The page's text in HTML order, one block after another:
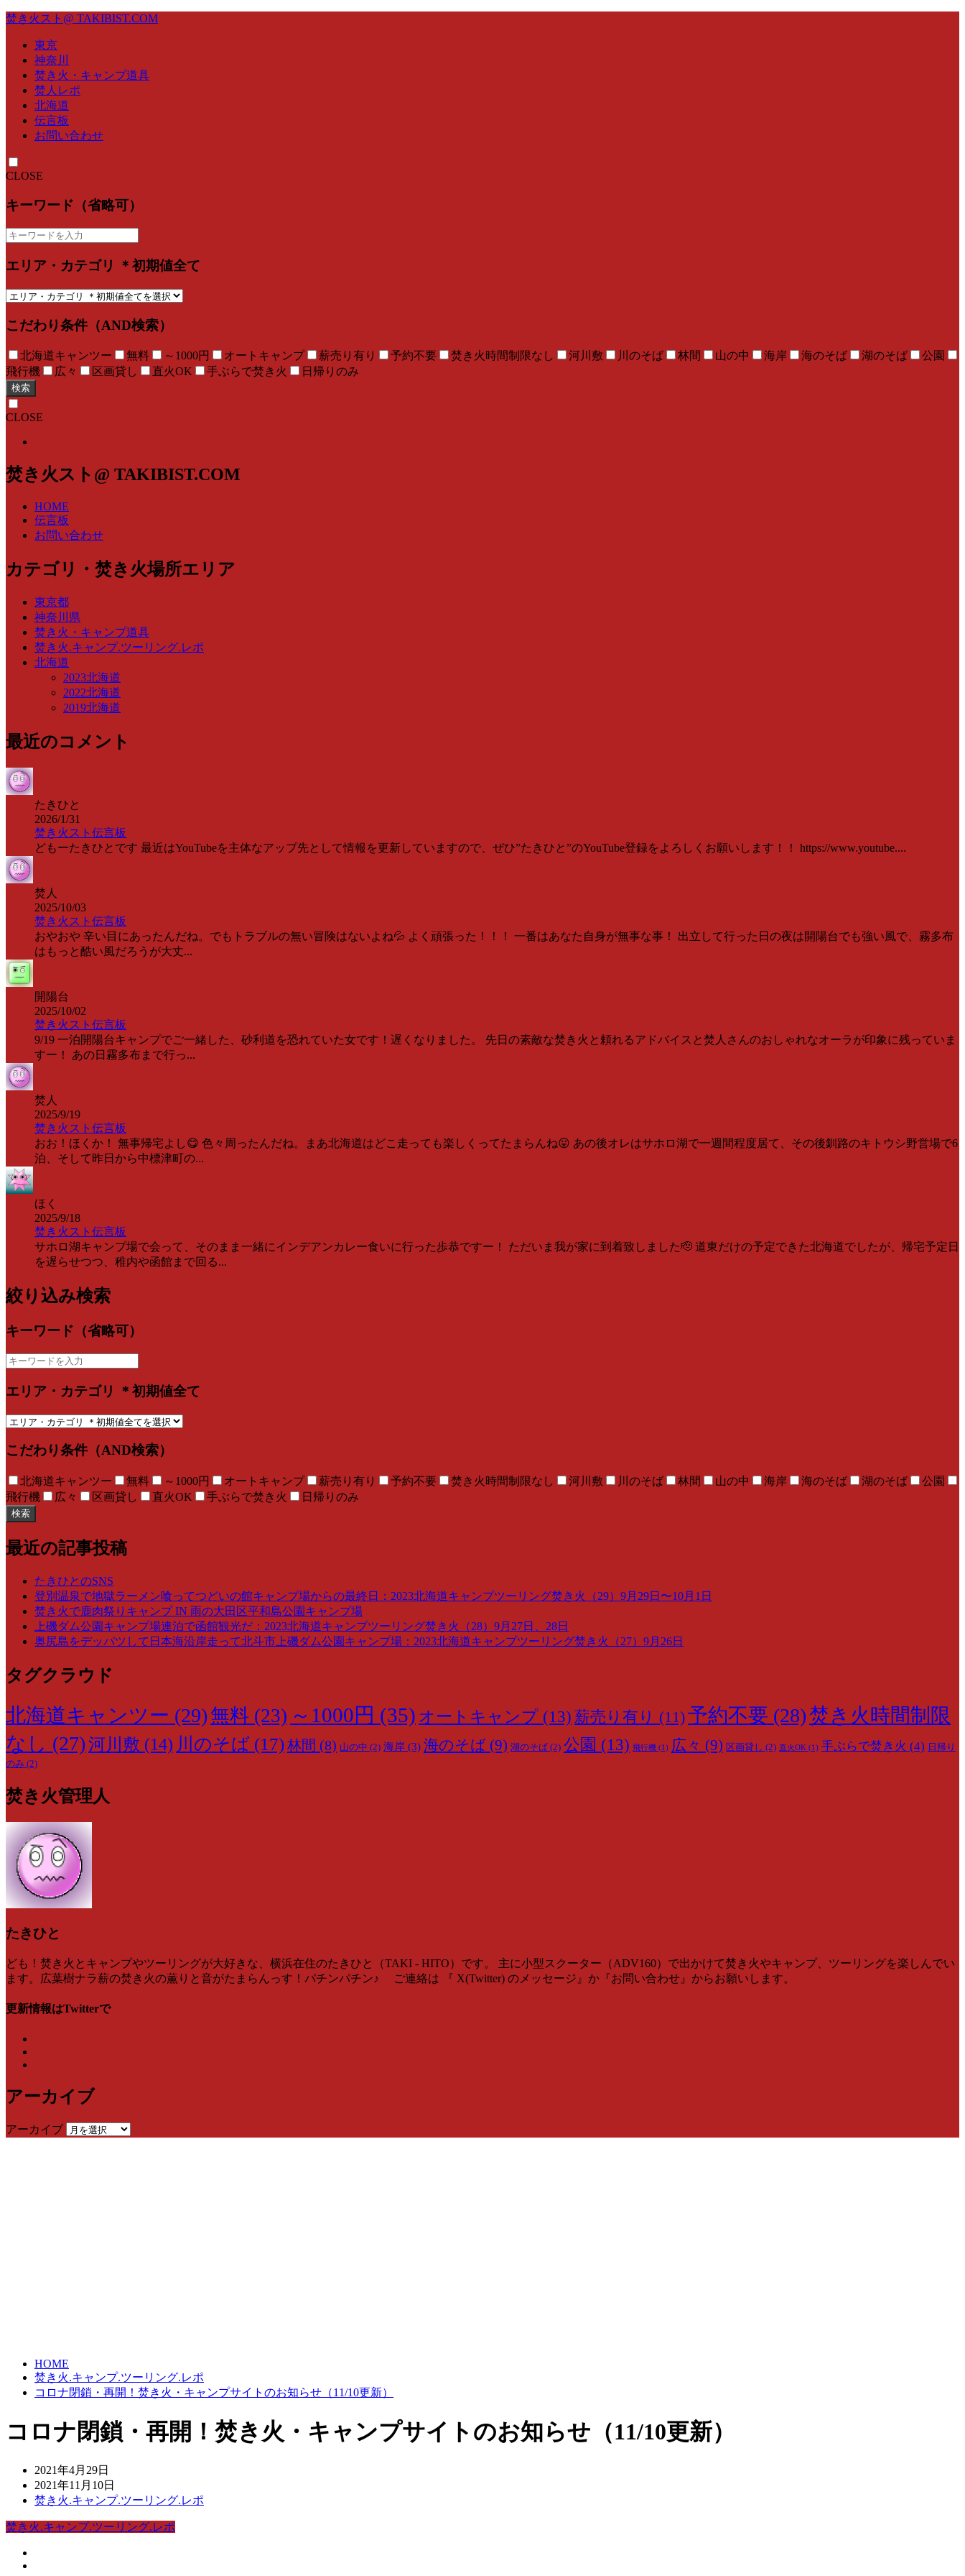
焚き火スト@ TAKIBIST.COM
東京
神奈川
焚き火・キャンプ道具
焚人レポ
北海道
伝言板
お問い合わせ
CLOSE
キーワード（省略可）
エリア・カテゴリ ＊初期値全て
こだわり条件（AND検索）
北海道キャンツー 無料 ～1000円 オートキャンプ 薪売り有り 予約不要 焚き火時間制限なし 河川敷 川のそば 林間 山の中 海岸 海のそば 湖のそば
公園
飛行機
広々 区画貸し 直火OK 手ぶらで焚き火 日帰りのみ
検索
CLOSE
焚き火スト@ TAKIBIST.COM
HOME
伝言板
お問い合わせ
カテゴリ・焚き火場所エリア
東京都
神奈川県
焚き火・キャンプ道具
焚き火.キャンプ.ツーリング.レポ
北海道
2023北海道
2022北海道
2019北海道
最近のコメント
たきひと
2026/1/31
焚き火スト伝言板
どもーたきひとです 最近はYouTubeを主体なアップ先として情報を更新していますので、ぜひ”たきひと”のYouTube登録をよろしくお願いします！！ https://www.youtube....
焚人
2025/10/03
焚き火スト伝言板
おやおや 辛い目にあったんだね。でもトラブルの無い冒険はないよね💦 よく頑張った！！！ 一番はあなた自身が無事な事！ 出立して行った日の夜は開陽台でも強い風で、霧多布
はもっと酷い風だろうが大丈...
開陽台
2025/10/02
焚き火スト伝言板
9/19 一泊開陽台キャンプでご一緒した、砂利道を恐れていた女です！遅くなりました。 先日の素敵な焚き火と頼れるアドバイスと焚人さんのおしゃれなオーラが印象に残っていま
すー！ あの日霧多布まで行っ...
焚人
2025/9/19
焚き火スト伝言板
おお！ほくか！ 無事帰宅よし😋 色々周ったんだね。まあ北海道はどこ走っても楽しくってたまらんね😛 あの後オレはサホロ湖で一週間程度居て、その後釧路のキトウシ野営場で6
泊、そして昨日から中標津町の...
ほく
2025/9/18
焚き火スト伝言板
サホロ湖キャンプ場で会って、そのまま一緒にインデアンカレー食いに行った歩恭ですー！ ただいま我が家に到着致しました🫡 道東だけの予定できた北海道でしたが、帰宅予定日
を遅らせつつ、稚内や函館まで回る...
絞り込み検索
キーワード（省略可）
エリア・カテゴリ ＊初期値全て
こだわり条件（AND検索）
北海道キャンツー 無料 ～1000円 オートキャンプ 薪売り有り 予約不要 焚き火時間制限なし 河川敷 川のそば 林間 山の中 海岸 海のそば 湖のそば
公園
飛行機
広々 区画貸し 直火OK 手ぶらで焚き火 日帰りのみ
検索
最近の記事投稿
たきひとのSNS
登別温泉で地獄ラーメン喰ってつどいの館キャンプ場からの最終日：2023北海道キャンプツーリング焚き火（29）9月29日〜10月1日
焚き火で鹿肉祭りキャンプ IN 雨の大田区平和島公園キャンプ場
上磯ダム公園キャンプ場連泊で函館観光だ：2023北海道キャンプツーリング焚き火（28）9月27日、28日
奥尻島をデッパツして日本海沿岸走って北斗市上磯ダム公園キャンプ場：2023北海道キャンプツーリング焚き火（27）9月26日
タグクラウド
北海道キャンツー (29)無料 (23) ～1000円 (35) オートキャンプ (13) 薪売り有り (11)予約不要 (28)焚き火時間制限
なし (27)河川敷 (14) 川のそば (17)林間 (8) 山の中 (2) 海岸 (3) 海のそば (9) 湖のそば (2) 公園 (13) 飛行機 (1) 広々 (9) 区画貸し (2) 直火OK (1) 手ぶらで焚き火 (4) 日帰り
のみ (2)
焚き火管理人
たきひと
ども！焚き火とキャンプやツーリングが大好きな、横浜在住のたきひと（TAKI - HITO）です。 主に小型スクーター（ADV160）で出かけて焚き火やキャンプ、ツーリングを楽しんでい
ます。広葉樹ナラ薪の焚き火の薫りと音がたまらんっす！パチンパチン♪ ご連絡は 『 X(Twitter) のメッセージ』か『お問い合わせ』からお願いします。
更新情報はTwitterで
アーカイブ
アーカイブ
HOME
焚き火.キャンプ.ツーリング.レポ
コロナ閉鎖・再開！焚き火・キャンプサイトのお知らせ（11/10更新）
コロナ閉鎖・再開！焚き火・キャンプサイトのお知らせ（11/10更新）
2021年4月29日
2021年11月10日
焚き火.キャンプ.ツーリング.レポ
焚き火.キャンプ.ツーリング.レポ